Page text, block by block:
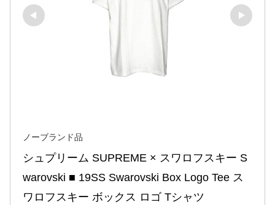
ノーブランド品
シュプリーム SUPREME × スワロフスキー S
warovski ■ 19SS Swarovski Box Logo Tee ス
ワロフスキー ボックス ロゴ Tシャツ